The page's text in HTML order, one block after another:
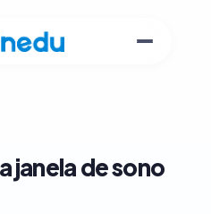
janela de sono